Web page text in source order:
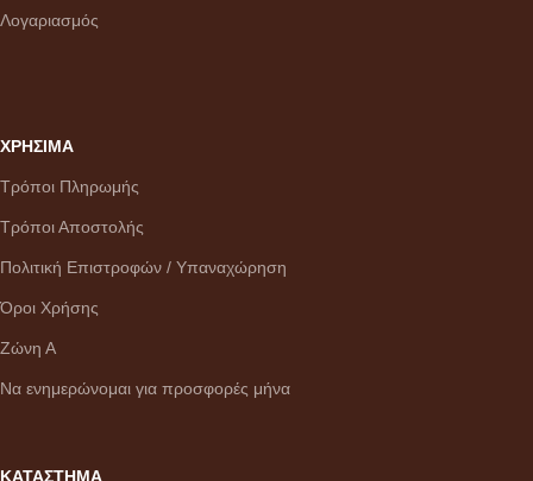
Λογαριασμός
ΧΡΗΣΙΜΑ
Τρόποι Πληρωμής
Τρόποι Αποστολής
Πολιτική Επιστροφών / Υπαναχώρηση
Όροι Χρήσης
Ζώνη Α
Να ενημερώνομαι για προσφορές μήνα
ΚΑΤΑΣΤΗΜΑ